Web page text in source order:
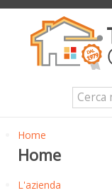
Isolanti
Isolanti
Porte e
Home
Home
L'azienda